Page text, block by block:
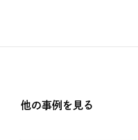
他の事例を見る